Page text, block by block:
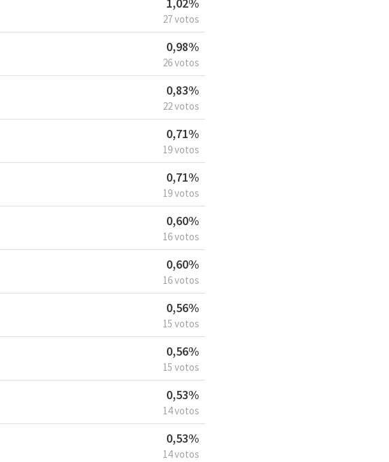
27 votos
0,98%
26 votos
0,83%
22 votos
0,71%
19 votos
0,71%
19 votos
0,60%
16 votos
0,60%
16 votos
0,56%
15 votos
0,56%
15 votos
0,53%
14 votos
0,53%
14 votos